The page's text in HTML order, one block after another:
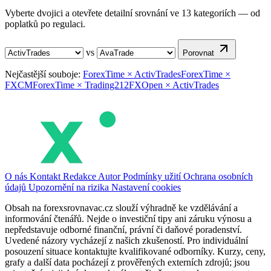
Vyberte dvojici a otevřete detailní srovnání ve 13 kategoriích — od
poplatků po regulaci.
vs Porovnat
Nejčastější souboje: ForexTime × ActivTradesForexTime ×
FXCMForexTime × Trading212FXOpen × ActivTrades
O nás Kontakt Redakce AutorPodmínky užitíOchrana osobních
údajů Upozornění na rizika Nastavení cookies
Obsah na forexsrovnavac.cz slouží výhradně ke vzdělávání a
informování čtenářů. Nejde o investiční tipy ani záruku výnosu a
nepředstavuje odborné finanční, právní či daňové poradenství.
Uvedené názory vycházejí z našich zkušeností. Pro individuální
posouzení situace kontaktujte kvalifikované odborníky. Kurzy, ceny,
grafy a další data pocházejí z prověřených externích zdrojů; jsou